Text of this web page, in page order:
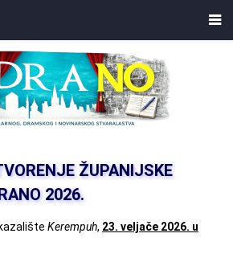
ŽUPANIJSKE
2026.
Kerempuh, 23. veljače 2026. u